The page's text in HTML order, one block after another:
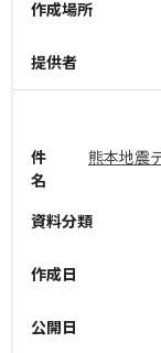
作成場所
提供者
件
名
熊本地震
資料分類
作成日
公開日